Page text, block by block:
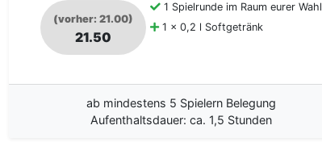
(vorher: 21.00)
21.50
1 Spielrunde im Raum eurer Wahl
1 x 0,2 l Softgetränk
ab mindestens 5 Spielern Belegung
Aufenthaltsdauer: ca. 1,5 Stunden